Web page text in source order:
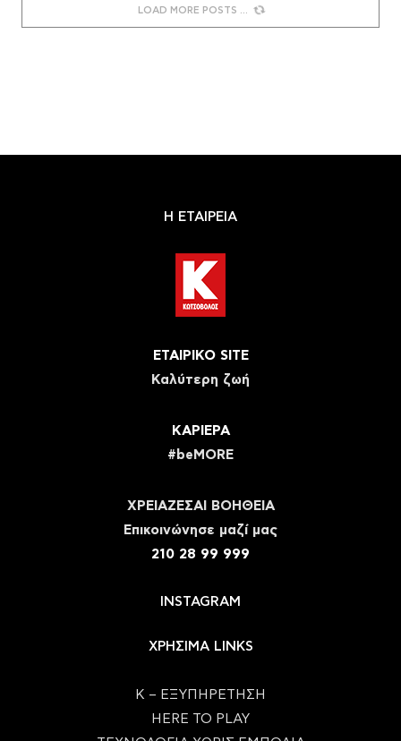
LOAD MORE POSTS
Η ΕΤΑΙΡΕΙΑ
ΕΤΑΙΡΙΚΟ SITE
Καλύτερη ζωή
ΚΑΡΙΕΡΑ
#beMORE
ΧΡΕΙΑΖΕΣΑΙ ΒΟΗΘΕΙΑ
Eπικοινώνησε μαζί μας
210 28 99 999
INSTAGRAM
ΧΡΗΣΙΜΑ LINKS
Κ – ΕΞΥΠΗΡΕΤΗΣΗ
HERE TO PLAY